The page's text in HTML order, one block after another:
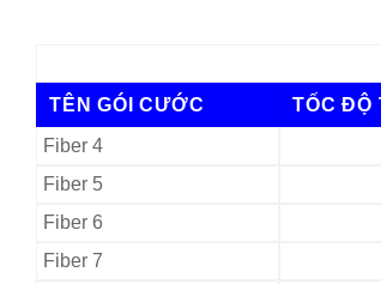
TÊN GÓI CƯỚC TỐC ĐỘ
Fiber 4
Fiber 5
Fiber 6
Fiber 7